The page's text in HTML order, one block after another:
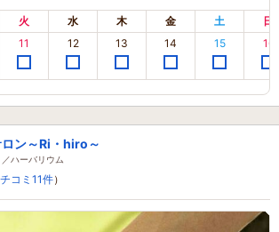
火 水 木 金 土 日
11 12 13 14 15 16
ン～Ri・hiro～
ハーバリウム
コミ11件）